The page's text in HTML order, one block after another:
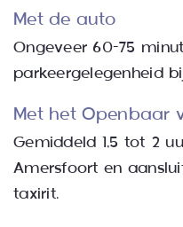
Met de auto
Ongeveer 60-75
parkeergelegenheid
Met het Openbaar
Gemiddeld 1,5 tot 2
Amersfoort en
taxirit.